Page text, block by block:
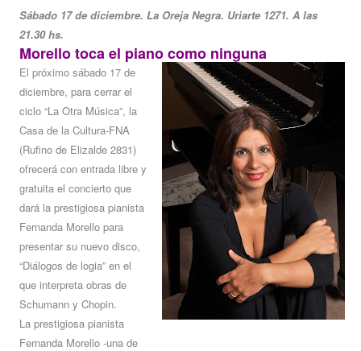
Sábado 17 de diciembre. La Oreja Negra. Uriarte 1271. A las
21.30 hs.
Morello toca el piano como ninguna
El próximo sábado 17 de
diciembre, para cerrar el
ciclo “La Otra Música”, la
Casa de la Cultura-FNA
(Rufino de Elizalde 2831)
ofrecerá con entrada libre y
gratuita el concierto que
dará la prestigiosa pianista
Fernanda Morello para
presentar su nuevo disco,
“Diálogos de logia” en el
que interpreta obras de
Schumann y Chopin.
La prestigiosa pianista
Fernanda Morello -una de